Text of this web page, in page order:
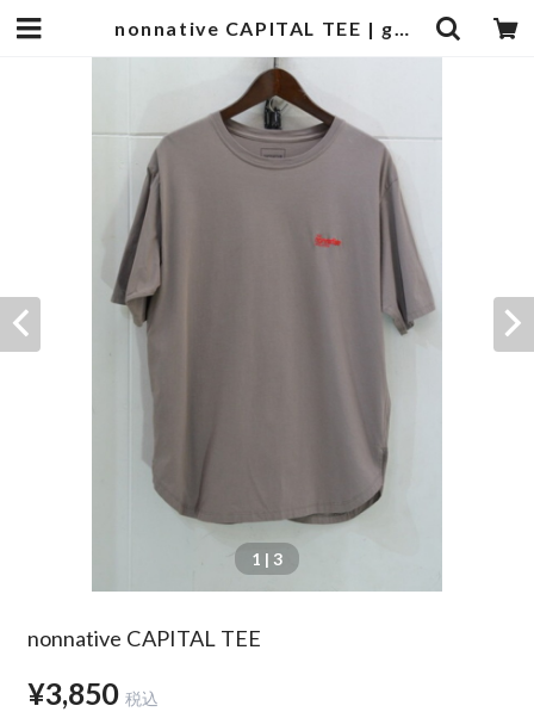
nonnative CAPITAL TEE | goodbadstore
1 | 3
nonnative CAPITAL TEE
¥3,850 税込